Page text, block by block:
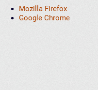
Mozilla Firefox
Google Chrome